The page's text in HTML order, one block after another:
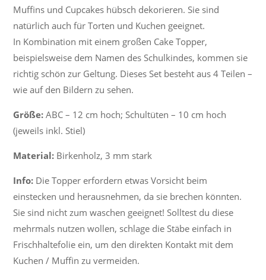
Muffins und Cupcakes hübsch dekorieren. Sie sind
natürlich auch für Torten und Kuchen geeignet.
In Kombination mit einem großen Cake Topper,
beispielsweise dem Namen des Schulkindes, kommen sie
richtig schön zur Geltung. Dieses Set besteht aus 4 Teilen –
wie auf den Bildern zu sehen.
Größe: ABC – 12 cm hoch; Schultüten – 10 cm hoch
(jeweils inkl. Stiel)
Material: Birkenholz, 3 mm stark
Info: Die Topper erfordern etwas Vorsicht beim
einstecken und herausnehmen, da sie brechen könnten.
Sie sind nicht zum waschen geeignet! Solltest du diese
mehrmals nutzen wollen, schlage die Stäbe einfach in
Frischhaltefolie ein, um den direkten Kontakt mit dem
Kuchen / Muffin zu vermeiden.